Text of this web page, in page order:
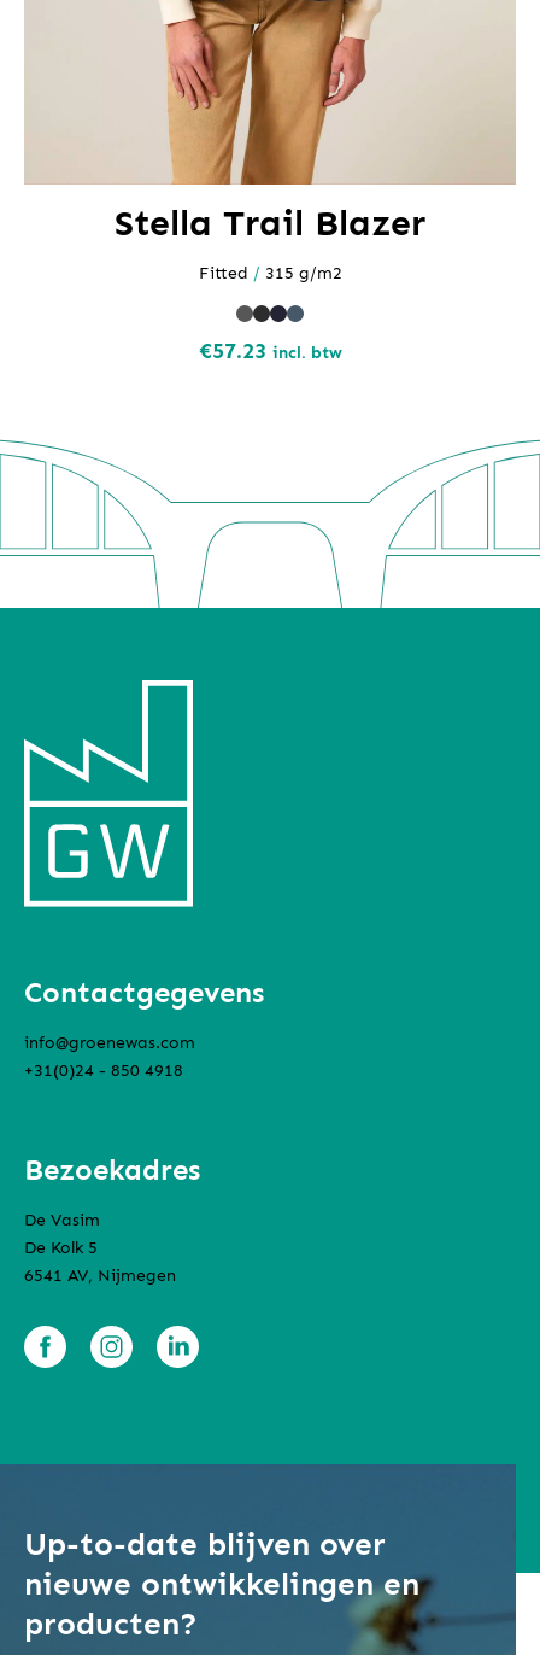
Stella Trail Blazer
Fitted / 315 g/m2
€57.23 incl. btw
Contactgegevens
info@groenewas.com
+31(0)24 - 850 4918
Bezoekadres
De Vasim
De Kolk 5
6541 AV, Nijmegen
Up-to-date blijven over
nieuwe ontwikkelingen en
producten?